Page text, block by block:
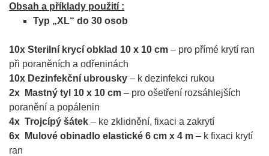
Obsah a příklady použití :
Typ „XL“ do 30 osob
10x Sterilní krycí obklad 10 x 10 cm – pro přímé krytí ran
při poraněních a odřeninách
10x Dezinfekční ubrousky – k dezinfekci rukou
2x Mastný tyl 10 x 10 cm – pro ošetření rozsáhlejších
poranění a popálenin
4x Trojcípý šátek – ke zklidnění, fixaci a zakrytí
6x Mulové obinadlo elastické 6 cm x 4 m – k fixaci krytí
ran